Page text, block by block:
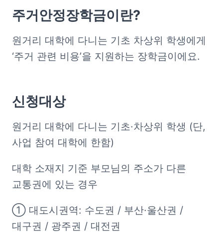
주거안정장학금이란?
원거리 대학에 다니는 기초 차상위 학생에게
‘주거 관련 비용’을 지원하는 장학금이에요.
신청대상
원거리 대학에 다니는 기초·차상위 학생 (단,
사업 참여 대학에 한함)
대학 소재지 기준 부모님의 주소가 다른
교통권에 있는 경우
➀ 대도시권역: 수도권 / 부산·울산권 /
대구권 / 광주권 / 대전권